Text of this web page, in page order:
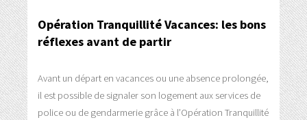
Opération Tranquillité Vacances: les bons
réflexes avant de partir
Avant un départ en vacances ou une absence prolongée,
il est possible de signaler son logement aux services de
police ou de gendarmerie grâce à l’Opération Tranquillité